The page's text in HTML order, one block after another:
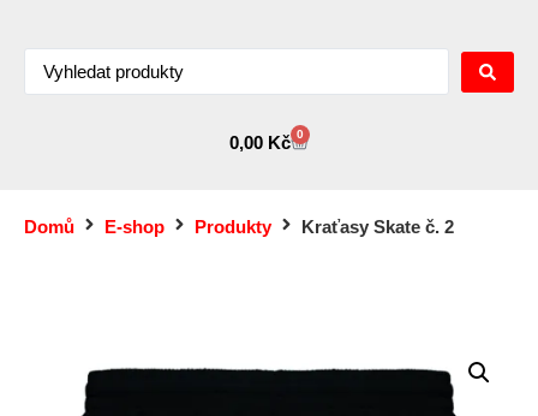
0,00 Kč 0
Domů E-shop Produkty Kraťasy Skate č. 2